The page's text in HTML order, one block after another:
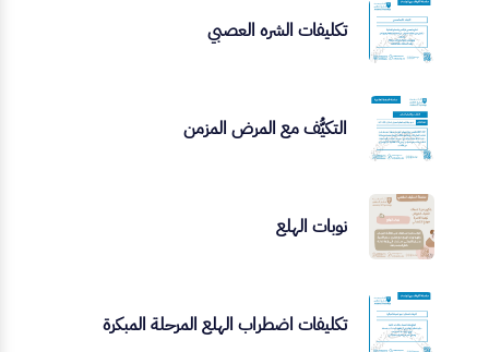
تكليفات الشره العصبي
التكيُّف مع المرض المزمن
نوبات الهلع
تكليفات اضطراب الهلع المرحلة المبكرة